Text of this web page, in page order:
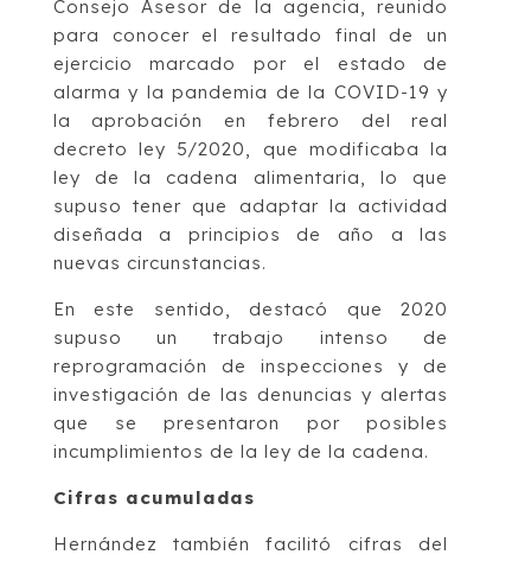
Consejo Asesor de la agencia, reunido
para conocer el resultado final de un
ejercicio marcado por el estado de
alarma y la pandemia de la COVID-19 y
la aprobación en febrero del real
decreto ley 5/2020, que modificaba la
ley de la cadena alimentaria, lo que
supuso tener que adaptar la actividad
diseñada a principios de año a las
nuevas circunstancias.
En este sentido, destacó que 2020
supuso un trabajo intenso de
reprogramación de inspecciones y de
investigación de las denuncias y alertas
que se presentaron por posibles
incumplimientos de la ley de la cadena.
Cifras acumuladas
Hernández también facilitó cifras del